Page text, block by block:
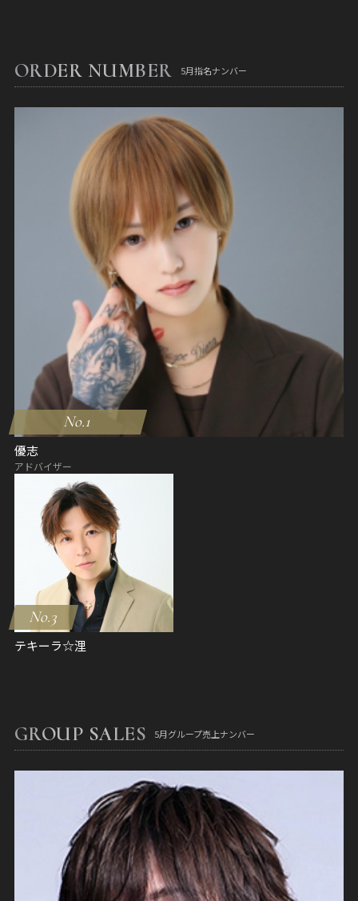
ORDER NUMBER 5月指名ナンバー
No.1
優志
アドバイザー
No.3
テキーラ☆浬
GROUP SALES 5月グループ売上ナンバー